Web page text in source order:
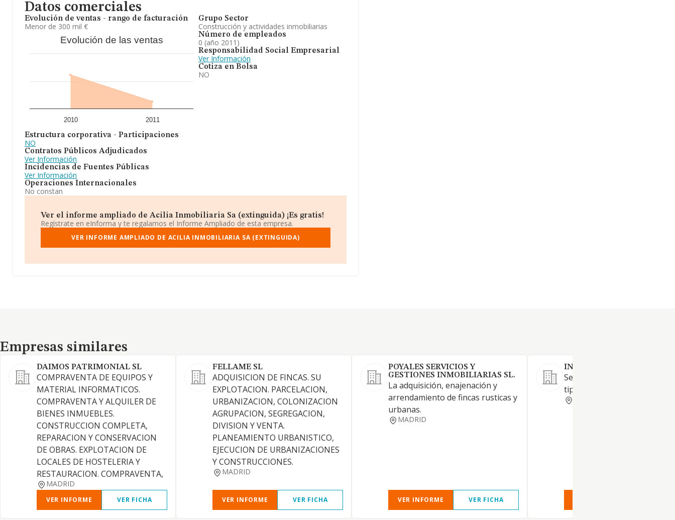
Datos comerciales
Evolución de ventas - rango de facturación
Menor de 300 mil €
Evolución de las ventas
2010 2011
Estructura corporativa - Participaciones
NO
Contratos Públicos Adjudicados
Ver Información
Incidencias de Fuentes Públicas
Ver Información
Operaciones Internacionales
No constan
Grupo Sector
Construcción y actividades inmobiliarias
Número de empleados
0 (año 2011)
Responsabilidad Social Empresarial
Ver Información
Cotiza en Bolsa
NO
Ver el informe ampliado de Acilia Inmobiliaria Sa (extinguida) ¡Es gratis!
Regístrate en eInforma y te regalamos el Informe Ampliado de esta empresa.
VER INFORME AMPLIADO DE ACILIA INMOBILIARIA SA (EXTINGUIDA)
Empresas similares
Empresas similares
DAIMOS PATRIMONIAL SL
COMPRAVENTA DE EQUIPOS Y
MATERIAL INFORMATICOS.
COMPRAVENTA Y ALQUILER DE
BIENES INMUEBLES.
CONSTRUCCION COMPLETA,
REPARACION Y CONSERVACION
DE OBRAS. EXPLOTACION DE
LOCALES DE HOSTELERIA Y
RESTAURACION. COMPRAVENTA,
MADRID
VER INFORME VER FICHA
FELLAME SL
ADQUISICION DE FINCAS. SU
EXPLOTACION. PARCELACION,
URBANIZACION, COLONIZACION
AGRUPACION, SEGREGACION,
DIVISION Y VENTA.
PLANEAMIENTO URBANISTICO,
EJECUCION DE URBANIZACIONES
Y CONSTRUCCIONES.
MADRID
VER INFORME VER FICHA
POYALES SERVICIOS Y
GESTIONES INMOBILIARIAS SL.
La adquisición, enajenación y
arrendamiento de fincas rusticas y
urbanas.
MADRID
VER INFORME VER FICHA
INURBI SL
Servicios inmobiliarios de
tipo.